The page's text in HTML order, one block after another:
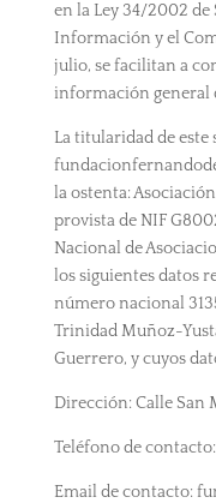
en la Ley 34/2002 de
Información y el
julio, se facilitan a
información general
La titularidad de este
la ostenta:
provista de NIF
Nacional de
los siguientes datos
número nacional
Trinidad Muñoz-
Guerrero, y cuyos
Dirección: Calle San
Teléfono de contacto:
Email de contacto: